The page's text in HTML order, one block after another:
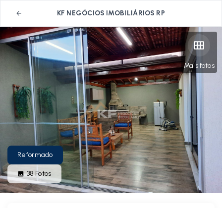
KF NEGÓCIOS IMOBILIÁRIOS RP
Mais fotos
Reformado
38Fotos